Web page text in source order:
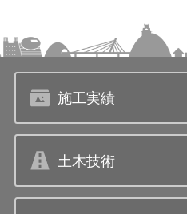
施工実績
土木技術